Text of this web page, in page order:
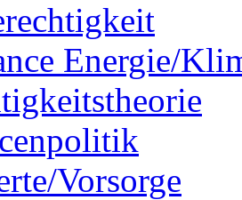
Energie/
Vorsorge